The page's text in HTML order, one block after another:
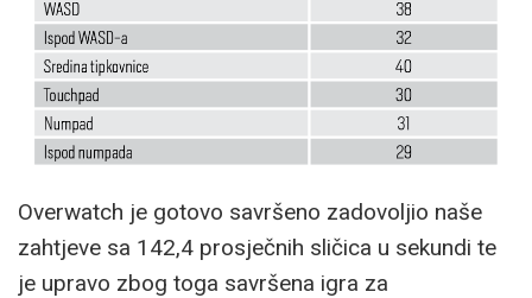
Overwatch je gotovo savršeno zadovoljio naše
zahtjeve sa 142,4 prosječnih sličica u sekundi te
je upravo zbog toga savršena igra za